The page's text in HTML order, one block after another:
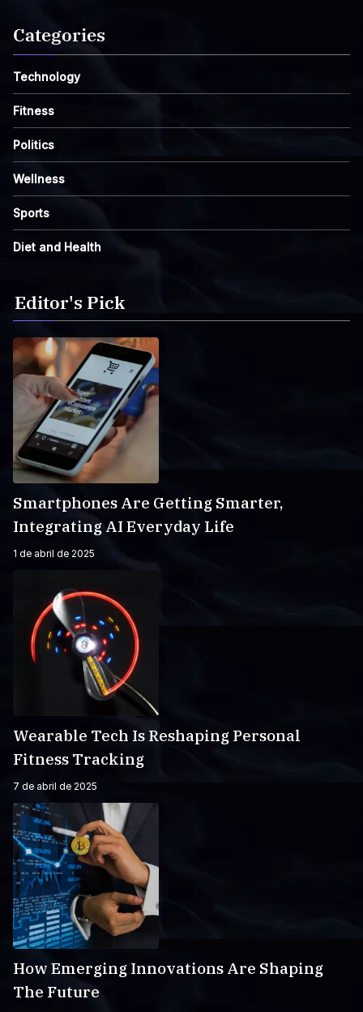
Categories
Technology
Fitness
Politics
Wellness
Sports
Diet and Health
Editor's Pick
Smartphones Are Getting Smarter,
Integrating AI Everyday Life
1 de abril de 2025
Wearable Tech Is Reshaping Personal
Fitness Tracking
7 de abril de 2025
How Emerging Innovations Are Shaping
The Future